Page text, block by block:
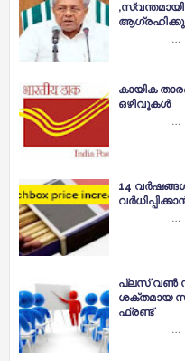
…
കായിക
ഒഴിവുകള്‍
…
14
…
പ്ലസ് വണ്‍
ശക്തമായ
ഫ്രണ്ട്
…